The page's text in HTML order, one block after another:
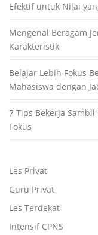
Efektif untuk Nilai
Mengenal Beragam
Karakteristik
Belajar Lebih Fokus
Mahasiswa dengan
7 Tips Bekerja
Fokus
Les Privat
Guru Privat
Les Terdekat
Intensif CPNS